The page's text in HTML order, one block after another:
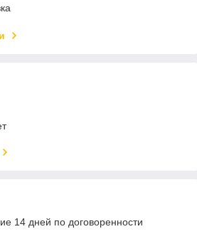
14 дней по договоренности